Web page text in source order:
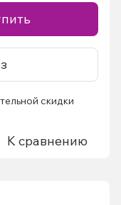
скидки
К сравнению